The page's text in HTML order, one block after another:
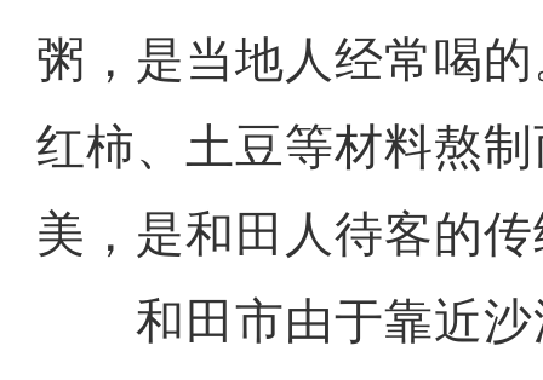
粥，是当地人经常喝
红柿、土豆等材料熬
美，是和田人待客的
和田市由于靠近沙